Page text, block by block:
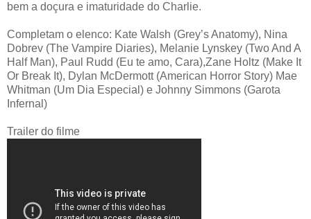
bem a doçura e imaturidade do Charlie.
Completam o elenco: Kate Walsh (Grey’s Anatomy), Nina
Dobrev (The Vampire Diaries), Melanie Lynskey (Two And A
Half Man), Paul Rudd (Eu te amo, Cara),Zane Holtz (Make It
Or Break It), Dylan McDermott (American Horror Story) Mae
Whitman (Um Dia Especial) e Johnny Simmons (Garota
Infernal)
Trailer do filme